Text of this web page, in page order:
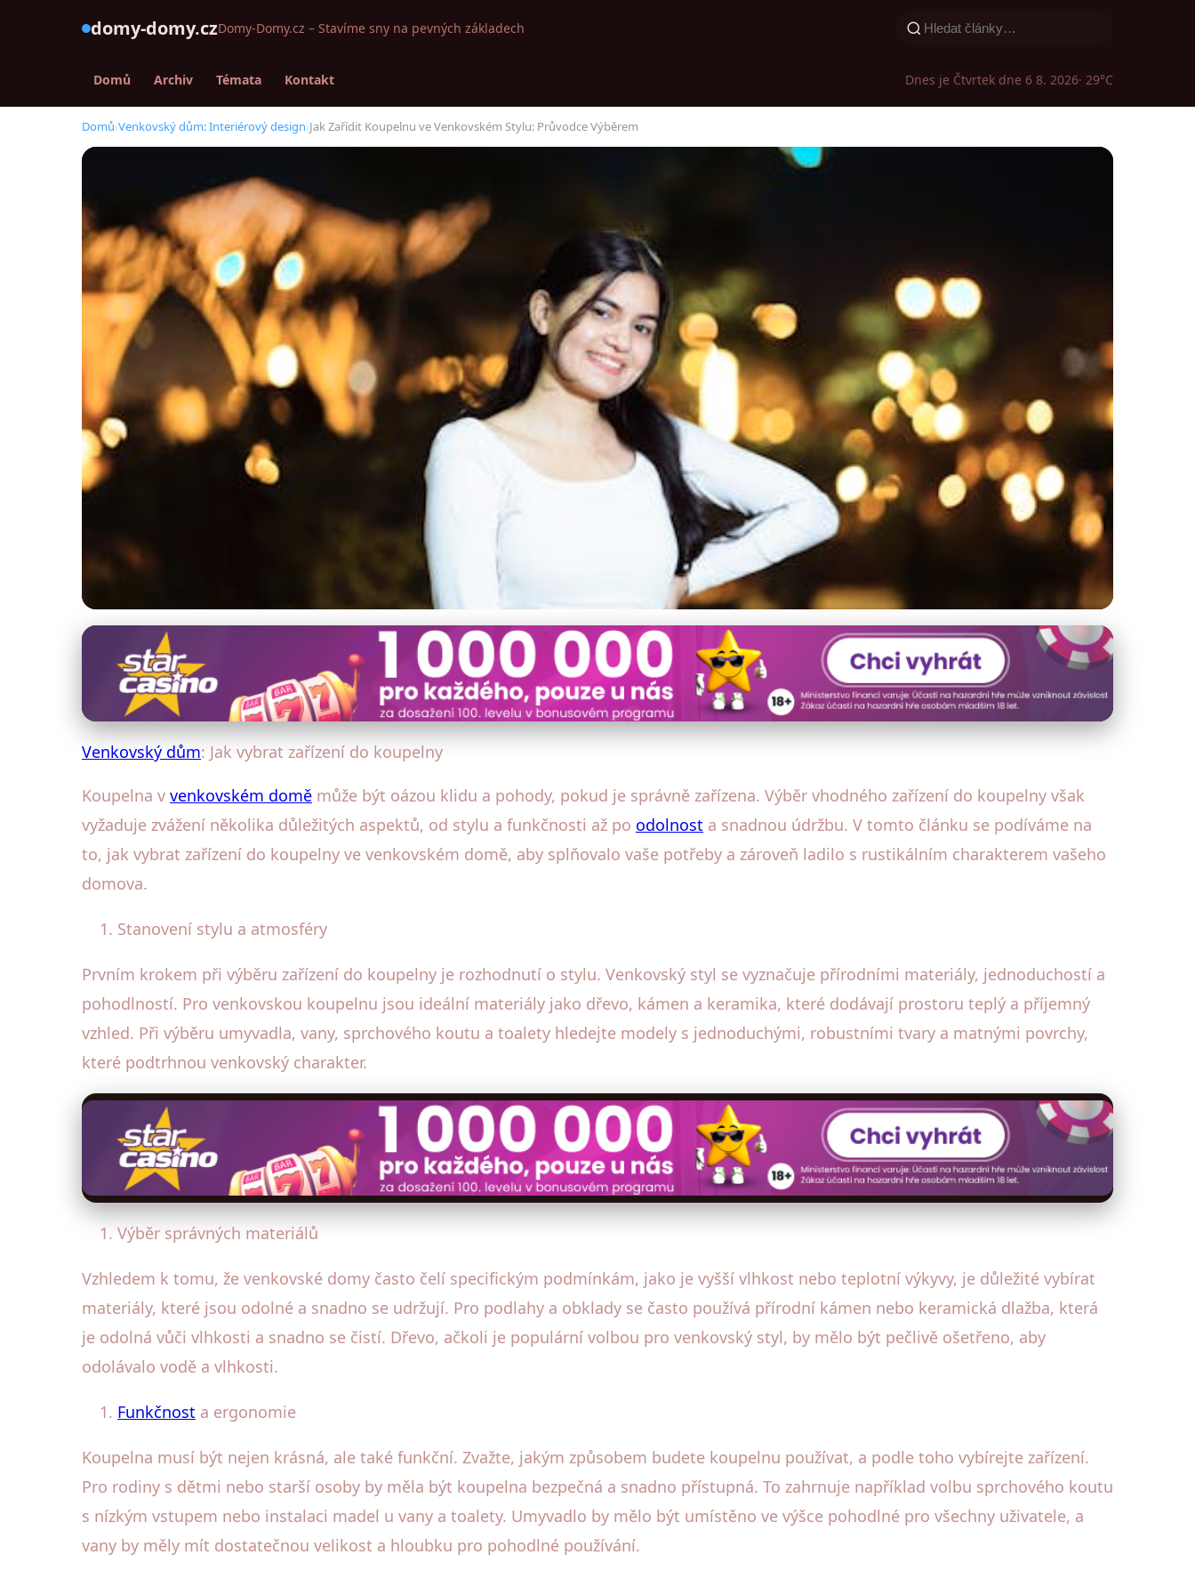
domy-domy.czDomy-Domy.cz – Stavíme sny na pevných základech
Domů Archiv Témata Kontakt Dnes je Čtvrtek dne 6 8. 2026· 29°C
Domů›Venkovský dům: Interiérový design›Jak Zařídit Koupelnu ve Venkovském Stylu: Průvodce Výběrem
Venkovský dům: Interiérový design
Jak Zařídit Koupelnu ve Venkovském Stylu: Průvodce Výběrem
25. 1. 2026· 4 min čtení · Autor: Eva Šimková
Venkovský dům: Jak vybrat zařízení do koupelny
Koupelna v venkovském domě může být oázou klidu a pohody, pokud je správně zařízena. Výběr vhodného zařízení do koupelny však
vyžaduje zvážení několika důležitých aspektů, od stylu a funkčnosti až po odolnost a snadnou údržbu. V tomto článku se podíváme na
to, jak vybrat zařízení do koupelny ve venkovském domě, aby splňovalo vaše potřeby a zároveň ladilo s rustikálním charakterem vašeho
domova.
Stanovení stylu a atmosféry
Prvním krokem při výběru zařízení do koupelny je rozhodnutí o stylu. Venkovský styl se vyznačuje přírodními materiály, jednoduchostí a
pohodlností. Pro venkovskou koupelnu jsou ideální materiály jako dřevo, kámen a keramika, které dodávají prostoru teplý a příjemný
vzhled. Při výběru umyvadla, vany, sprchového koutu a toalety hledejte modely s jednoduchými, robustními tvary a matnými povrchy,
které podtrhnou venkovský charakter.
Výběr správných materiálů
Vzhledem k tomu, že venkovské domy často čelí specifickým podmínkám, jako je vyšší vlhkost nebo teplotní výkyvy, je důležité vybírat
materiály, které jsou odolné a snadno se udržují. Pro podlahy a obklady se často používá přírodní kámen nebo keramická dlažba, která
je odolná vůči vlhkosti a snadno se čistí. Dřevo, ačkoli je populární volbou pro venkovský styl, by mělo být pečlivě ošetřeno, aby
odolávalo vodě a vlhkosti.
Funkčnost a ergonomie
Koupelna musí být nejen krásná, ale také funkční. Zvažte, jakým způsobem budete koupelnu používat, a podle toho vybírejte zařízení.
Pro rodiny s dětmi nebo starší osoby by měla být koupelna bezpečná a snadno přístupná. To zahrnuje například volbu sprchového koutu
s nízkým vstupem nebo instalaci madel u vany a toalety. Umyvadlo by mělo být umístěno ve výšce pohodlné pro všechny uživatele, a
vany by měly mít dostatečnou velikost a hloubku pro pohodlné používání.